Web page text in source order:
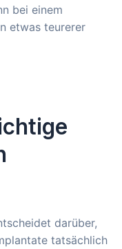
bei einem
etwas teurerer
darüber,
tatsächlich